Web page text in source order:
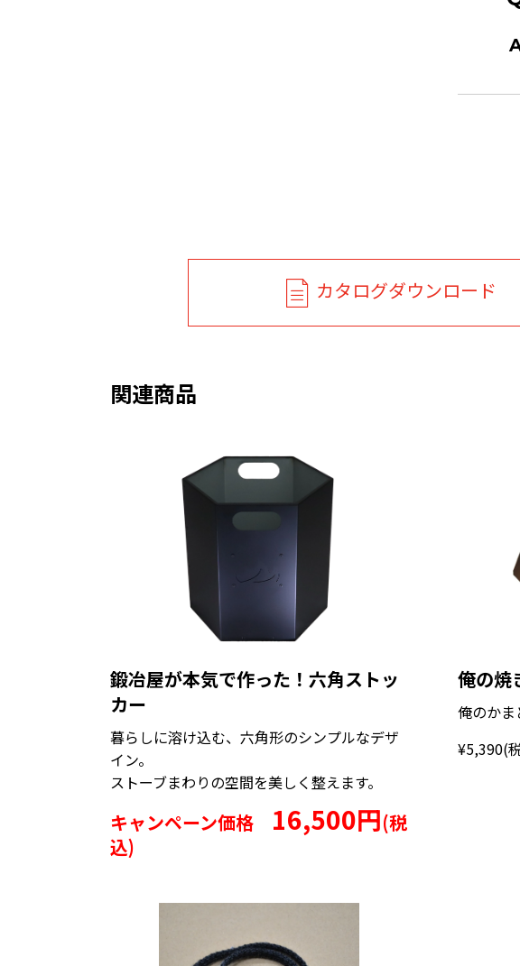
カタログダウンロード
関連商品
鍛冶屋が本気で作った！六角ストッ
カー
暮らしに溶け込む、六角形のシンプルなデザ
イン。
ストーブまわりの空間を美しく整えます。
キャンペーン価格 16,500円(税
込)
俺の焼
俺のかま
¥5,390(